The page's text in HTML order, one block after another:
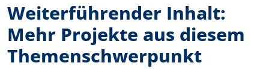
Weiterführender Inhalt:
Mehr Projekte aus diesem
Themenschwerpunkt